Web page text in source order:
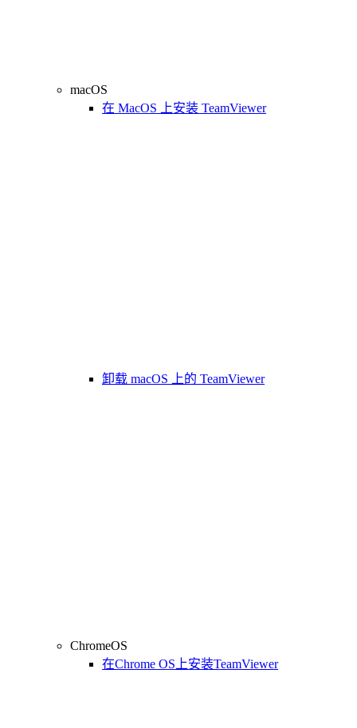
macOS
在 MacOS 上安装 TeamViewer
卸载 macOS 上的 TeamViewer
ChromeOS
在Chrome OS上安装TeamViewer